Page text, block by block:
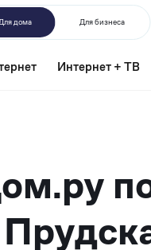
Для дома Для бизнеса
Интернет + ТВ